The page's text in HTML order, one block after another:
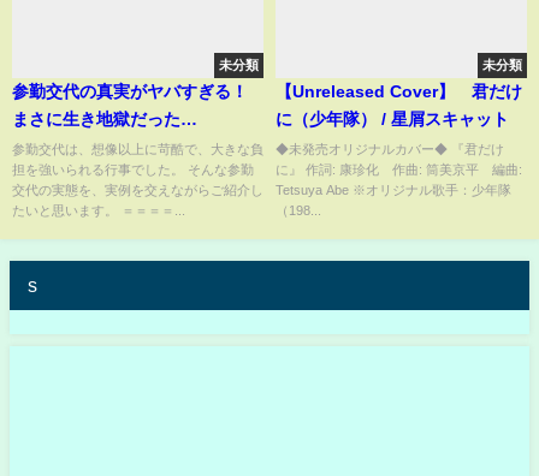
未分類
参勤交代の真実がヤバすぎる！
まさに生き地獄だった…
参勤交代は、想像以上に苛酷で、大きな負
担を強いられる行事でした。 そんな参勤
交代の実態を、実例を交えながらご紹介し
たいと思います。 ＝＝＝＝...
未分類
【Unreleased Cover】 君だけ
に（少年隊） / 星屑スキャット
◆未発売オリジナルカバー◆ 『君だけ
に』 作詞: 康珍化 作曲: 筒美京平 編曲:
Tetsuya Abe ※オリジナル歌手：少年隊
（198...
s